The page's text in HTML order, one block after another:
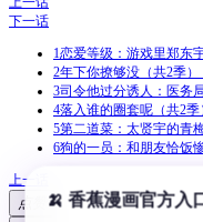
下一话
1恋爱等级：游戏里郑东
2年下你撩够没（共2季
3司令他过分诱人：医务
4落入谁的圈套呢（共2
5第二道菜：太贤宇的青
6狗的一员：和朋友恰饭
上一话
点赞
🍌 香蕉漫画官方入